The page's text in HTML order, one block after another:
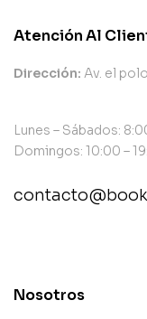
Atención Al
Dirección: Av. el
Lunes – Sábados:
Domingos: 10:00 –
Nosotros